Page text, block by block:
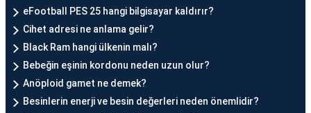
eFootball PES 25 hangi bilgisayar kaldırır?
Cihet adresi ne anlama gelir?
Black Ram hangi ülkenin malı?
Bebeğin eşinin kordonu neden uzun olur?
Anöploid gamet ne demek?
Besinlerin enerji ve besin değerleri neden önemlidir?